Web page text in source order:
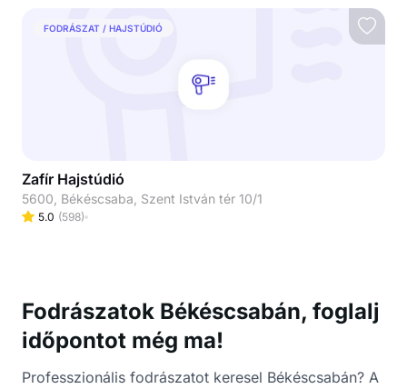
FODRÁSZAT / HAJSTÚDIÓ
Zafír Hajstúdió
5600, Békéscsaba, Szent István tér 10/1
5.0 (598)
Fodrászatok Békéscsabán, foglalj
időpontot még ma!
Professzionális fodrászatot keresel Békéscsabán? A